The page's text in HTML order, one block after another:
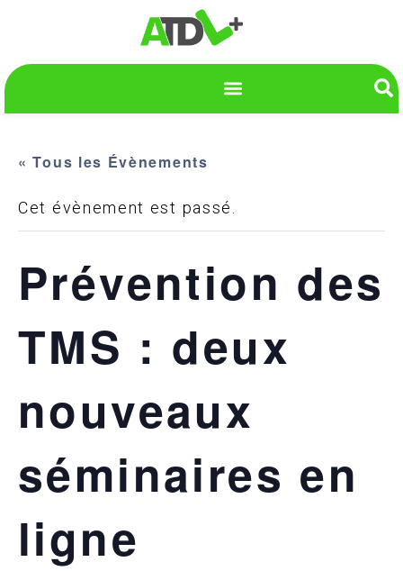
« Tous les Évènements
Cet évènement est passé.
Prévention des
TMS : deux
nouveaux
séminaires en
ligne